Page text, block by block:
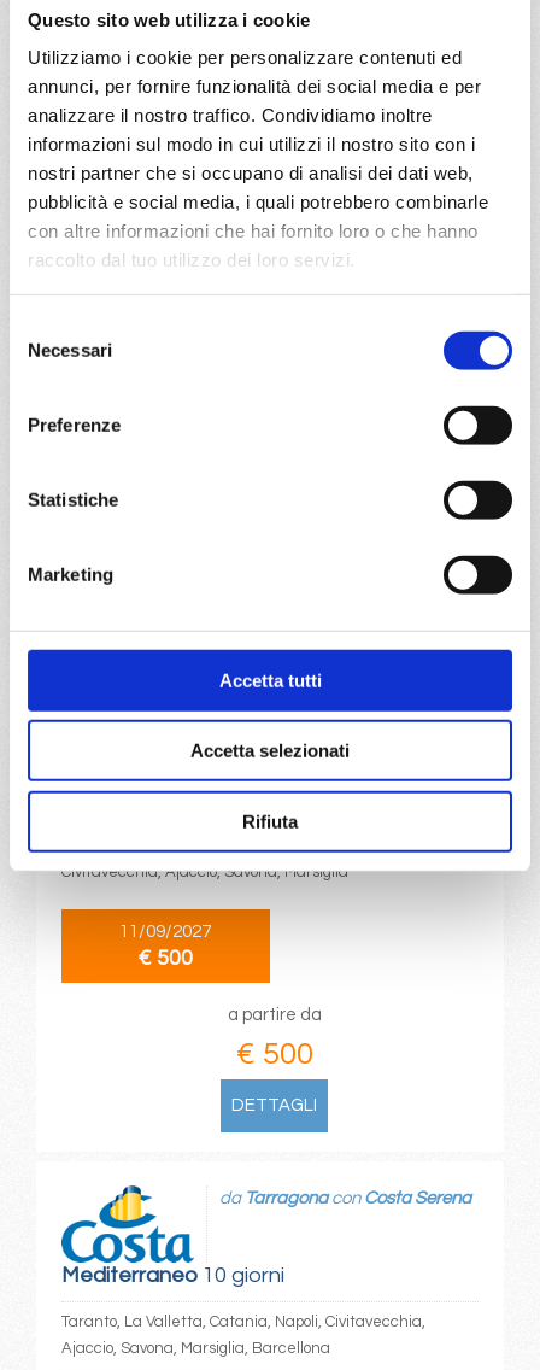
Questo sito web utilizza i cookie
Utilizziamo i cookie per personalizzare contenuti ed
annunci, per fornire funzionalità dei social media e per
analizzare il nostro traffico. Condividiamo inoltre
informazioni sul modo in cui utilizzi il nostro sito con i
nostri partner che si occupano di analisi dei dati web,
pubblicità e social media, i quali potrebbero combinarle
con altre informazioni che hai fornito loro o che hanno
raccolto dal tuo utilizzo dei loro servizi.
delNecessari
Preferenze
Statistiche
Marketing
Accetta tutti
Accetta selezionati
Rifiuta
a partire da
€ 500
DETTAGLI
Serena
Atene/Pireo, La Valletta, Catania, Taranto, La Valletta,
DETTAGLI
Mediterraneo10 giorni
daCataniaconCosta Serena
Civitavecchia, Ajaccio, Savona, Marsiglia
11/09/2027
€ 500
a partire da
€ 500
DETTAGLI
Mediterraneo10 giorni
da Tarragonacon Costa Serena
Taranto, La Valletta, Catania, Napoli, Civitavecchia,
Ajaccio, Savona, Marsiglia, Barcellona